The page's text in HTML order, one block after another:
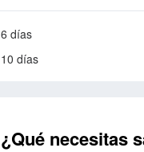
6 días
10 días
¿Qué necesitas